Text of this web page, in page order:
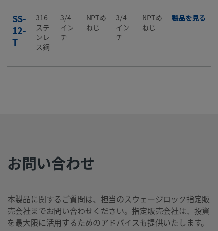
SS-
12-
T
316
ステ
ンレ
ス鋼
3/4
イン
チ
NPTめ
ねじ
3/4
イン
チ
NPTめ
ねじ
製品を見る
SS-
2-
ステ
1/8
イン
NPTお
ねじ
SS-
316
1/8
NPTめ
1/8
NPTめ
製品を見る
お問い合わせ
本製品に関するご質問は、担当のスウェージロック指定販
売会社までお問い合わせください。指定販売会社は、投資
を最大限に活用するためのアドバイスも提供いたします。